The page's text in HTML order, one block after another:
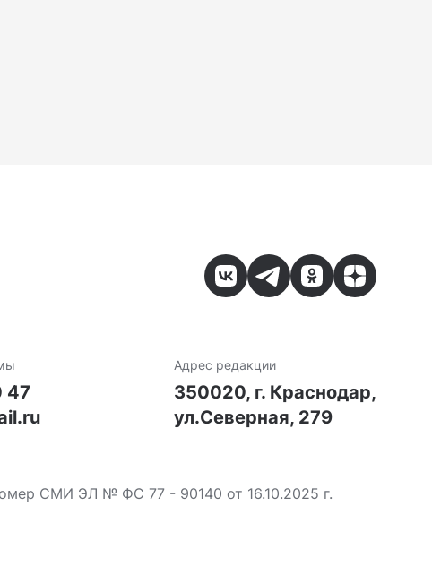
47
Адрес редакции
350020, г. Краснодар,
ул.Северная, 279
СМИ ЭЛ № ФС 77 - 90140 от 16.10.2025 г.